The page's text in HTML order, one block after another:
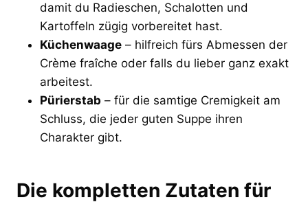
damit du Radieschen, Schalotten und
Kartoffeln zügig vorbereitet hast.
Küchenwaage – hilfreich fürs Abmessen der
Crème fraîche oder falls du lieber ganz exakt
arbeitest.
Pürierstab – für die samtige Cremigkeit am
Schluss, die jeder guten Suppe ihren
Charakter gibt.
Die kompletten Zutaten für